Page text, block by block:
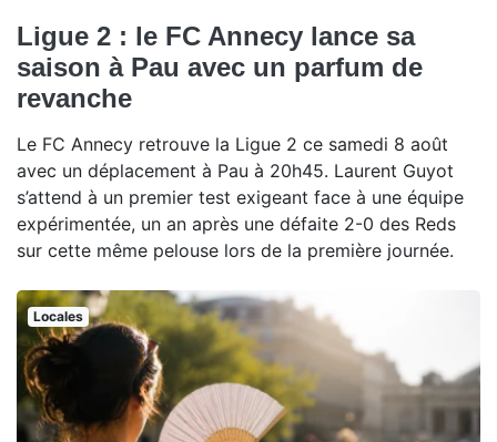
Ligue 2 : le FC Annecy lance sa
saison à Pau avec un parfum de
revanche
Le FC Annecy retrouve la Ligue 2 ce samedi 8 août
avec un déplacement à Pau à 20h45. Laurent Guyot
s’attend à un premier test exigeant face à une équipe
expérimentée, un an après une défaite 2-0 des Reds
sur cette même pelouse lors de la première journée.
Locales